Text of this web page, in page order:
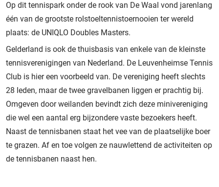
Op dit tennispark onder de rook van De Waal vond jarenlang
één van de grootste rolstoeltennistoernooien ter wereld
plaats: de UNIQLO Doubles Masters.
Gelderland is ook de thuisbasis van enkele van de kleinste
tennisverenigingen van Nederland. De Leuvenheimse Tennis
Club is hier een voorbeeld van. De vereniging heeft slechts
28 leden, maar de twee gravelbanen liggen er prachtig bij.
Omgeven door weilanden bevindt zich deze minivereniging
die wel een aantal erg bijzondere vaste bezoekers heeft.
Naast de tennisbanen staat het vee van de plaatselijke boer
te grazen. Af en toe volgen ze nauwlettend de activiteiten op
de tennisbanen naast hen.